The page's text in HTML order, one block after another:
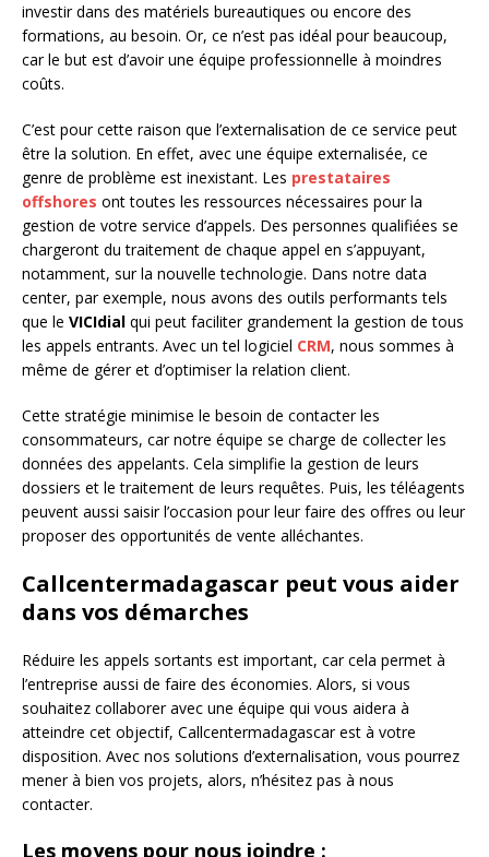
investir dans des matériels bureautiques ou encore des
formations, au besoin. Or, ce n’est pas idéal pour beaucoup,
car le but est d’avoir une équipe professionnelle à moindres
coûts.
C’est pour cette raison que l’externalisation de ce service peut
être la solution. En effet, avec une équipe externalisée, ce
genre de problème est inexistant. Les prestataires
offshores ont toutes les ressources nécessaires pour la
gestion de votre service d’appels. Des personnes qualifiées se
chargeront du traitement de chaque appel en s’appuyant,
notamment, sur la nouvelle technologie. Dans notre data
center, par exemple, nous avons des outils performants tels
que le VICIdial qui peut faciliter grandement la gestion de tous
les appels entrants. Avec un tel logiciel CRM, nous sommes à
même de gérer et d’optimiser la relation client.
Cette stratégie minimise le besoin de contacter les
consommateurs, car notre équipe se charge de collecter les
données des appelants. Cela simplifie la gestion de leurs
dossiers et le traitement de leurs requêtes. Puis, les téléagents
peuvent aussi saisir l’occasion pour leur faire des offres ou leur
proposer des opportunités de vente alléchantes.
Callcentermadagascar peut vous aider
dans vos démarches
Réduire les appels sortants est important, car cela permet à
l’entreprise aussi de faire des économies. Alors, si vous
souhaitez collaborer avec une équipe qui vous aidera à
atteindre cet objectif, Callcentermadagascar est à votre
disposition. Avec nos solutions d’externalisation, vous pourrez
mener à bien vos projets, alors, n’hésitez pas à nous
contacter.
Les moyens pour nous joindre :